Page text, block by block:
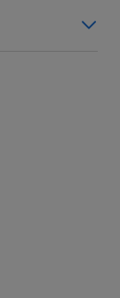
徹底されて
リーンな環
長く腰を据